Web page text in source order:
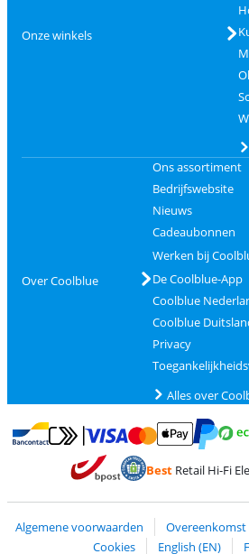
Onze winkels
Over Coolblue
Ons assortiment
Bedrijfswebsite
Nieuws
Cadeaubonnen
Werken bij
De Coolblue-App
Coolblue
Coolblue
Privacy
Alles over
Betalen met Bancontact
Betalen met MasterCard en Visa via
BestRetail Hi-Fi
Algemene voorwaarden
Cookies
English (EN)